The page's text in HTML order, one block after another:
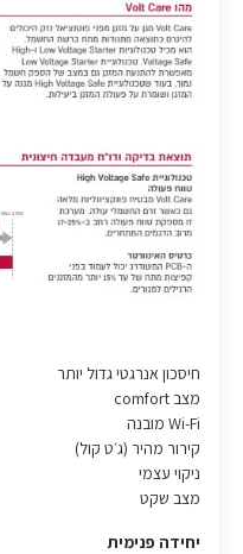
חיסכון אנרגטי גדול יותר
מצב comfort
Wi-Fi מובנה
קירור מהיר (ג׳ט קול)
ניקוי עצמי
מצב שקט
יחידה פנימית